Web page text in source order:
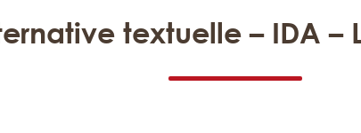
textuelle – IDA –